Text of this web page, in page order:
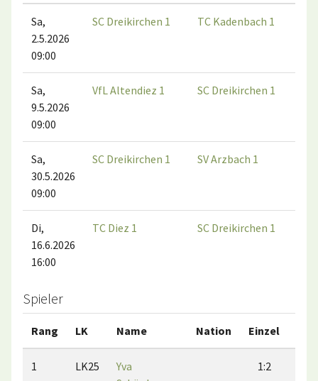
Sa,
2.5.2026
09:00
SC Dreikirchen 1 TC Kadenbach 1
Sa,
9.5.2026
09:00
VfL Altendiez 1 SC Dreikirchen 1
Sa,
30.5.2026
09:00
SC Dreikirchen 1 SV Arzbach 1
Di,
16.6.2026
16:00
TC Diez 1 SC Dreikirchen 1
Spieler
Rang LK Name Nation Einzel
1 LK25
Yva
1:2